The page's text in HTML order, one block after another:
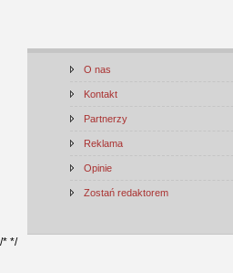
O nas
Kontakt
Partnerzy
Reklama
Opinie
Zostań redaktorem
/* */